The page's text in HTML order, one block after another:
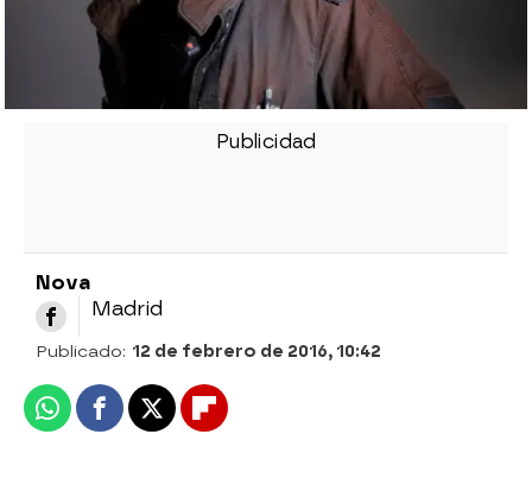
Nova
Madrid
Publicado: 12 de febrero de 2016, 10:42
WhatsappFacebook
X Flipboard